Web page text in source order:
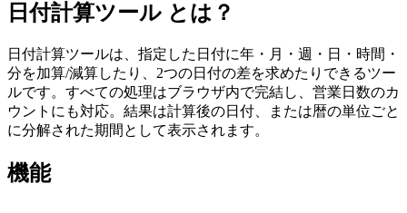
日付計算ツール とは？
日付計算ツールは、指定した日付に年・月・週・日・時間・
分を加算/減算したり、2つの日付の差を求めたりできるツー
ルです。すべての処理はブラウザ内で完結し、営業日数のカ
ウントにも対応。結果は計算後の日付、または暦の単位ごと
に分解された期間として表示されます。
機能